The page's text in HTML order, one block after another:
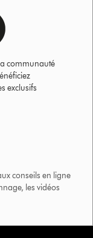
communauté
exclusifs
conseils en ligne
les vidéos